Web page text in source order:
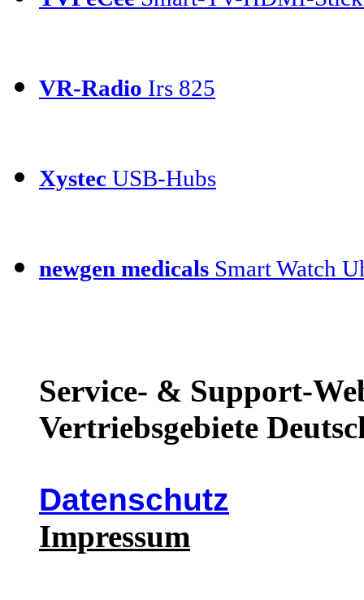
VR-Radio Irs 825
Xystec USB-Hubs
newgen medicals Smart Watch
Service- & Support-
Vertriebsgebiete
Datenschutz
Impressum